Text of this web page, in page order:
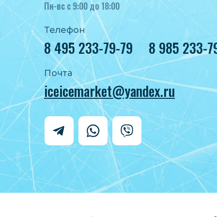
Пн-вс с 9:00 до 18:00
Телефон
8 495 233-79-79
Почта
iceicemarket@yandex.ru
8 985 233-